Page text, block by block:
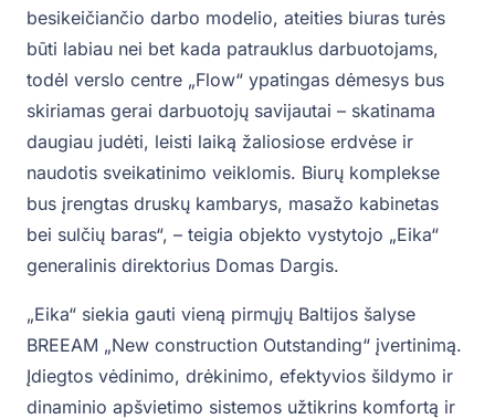
besikeičiančio darbo modelio, ateities biuras turės
būti labiau nei bet kada patrauklus darbuotojams,
todėl verslo centre „Flow“ ypatingas dėmesys bus
skiriamas gerai darbuotojų savijautai – skatinama
daugiau judėti, leisti laiką žaliosiose erdvėse ir
naudotis sveikatinimo veiklomis. Biurų komplekse
bus įrengtas druskų kambarys, masažo kabinetas
bei sulčių baras“, – teigia objekto vystytojo „Eika“
generalinis direktorius Domas Dargis.
„Eika“ siekia gauti vieną pirmųjų Baltijos šalyse
BREEAM „New construction Outstanding“ įvertinimą.
Įdiegtos vėdinimo, drėkinimo, efektyvios šildymo ir
dinaminio apšvietimo sistemos užtikrins komfortą ir